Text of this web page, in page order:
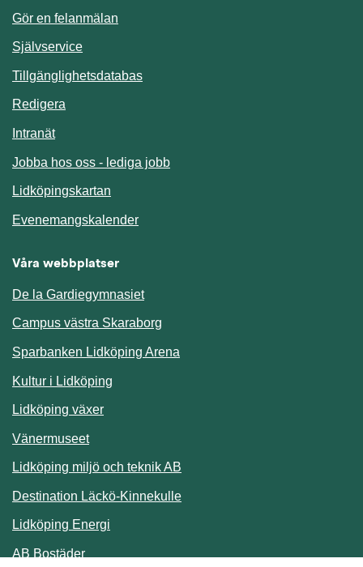
Gör en felanmälan
SjälvserviceLänk till annan webbplats.
TillgänglighetsdatabasLänk till annan webbplats.
Redigera
IntranätLänk till annan webbplats.
Jobba hos oss - lediga jobb
Lidköpingskartan
EvenemangskalenderLänk till annan webbplats.
Våra webbplatser
De la Gardiegymnasiet
Campus västra Skaraborg
Sparbanken Lidköping Arena
Kultur i Lidköping
Lidköping växer
Vänermuseet
Lidköping miljö och teknik AB
Destination Läckö-KinnekulleLänk till annan webbplats.
Lidköping Energi
AB BostäderLänk till annan webbplats.